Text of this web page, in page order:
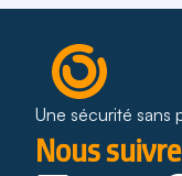
Une sécurité sans
Nous